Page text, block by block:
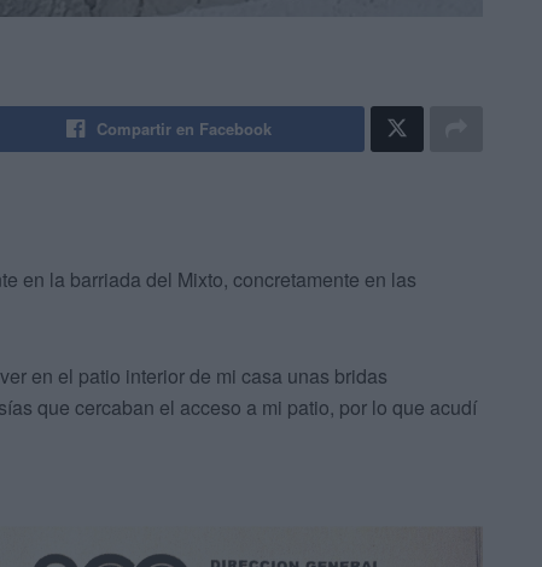
Compartir en Facebook
en la barriada del Mixto, concretamente en las
en el patio interior de mi casa unas bridas
que cercaban el acceso a mi patio, por lo que acudí